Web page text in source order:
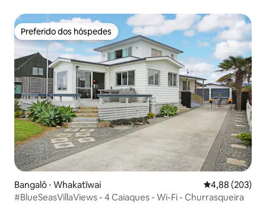
Preferido dos hóspedes
Preferido dos hóspedes
Bangalô ⋅ Whakatīwai 4,88 de uma
4,88 (203)
#BlueSeasVillaViews - 4 Caiaques - Wi-Fi - Churrasqueira